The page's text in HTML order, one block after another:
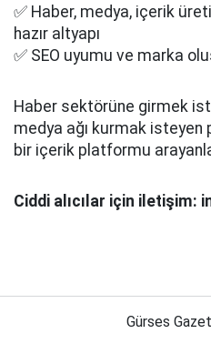
✅ Haber, medya, içerik
hazır altyapı
✅ SEO uyumu ve marka
Haber sektörüne girmek
medya ağı kurmak
bir içerik platformu
Ciddi alıcılar için iletişim:
Gürses